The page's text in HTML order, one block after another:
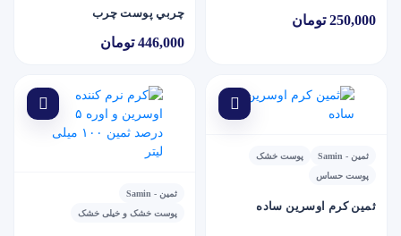
250,000 تومان
چربي پوست چرب
446,000 تومان
ثمین - Samin
پوست خشک
پوست حساس
ثمين کرم اوسرين ساده
ثمین - Samin
پوست خشک و خیلی خشک